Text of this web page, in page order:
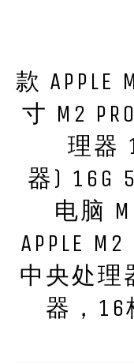
款 APPLE
寸 M2
理器
器) 16G
电脑
APPLE
中央处理
器，16